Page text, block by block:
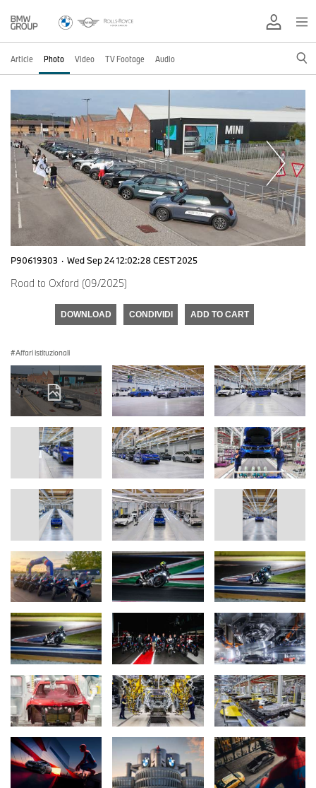
Article Photo Video TV Footage Audio
P90619303 · Wed Sep 24 12:02:28 CEST 2025
Road to Oxford (09/2025)
DOWNLOAD CONDIVIDI ADD TO CART
Affari istituzionali